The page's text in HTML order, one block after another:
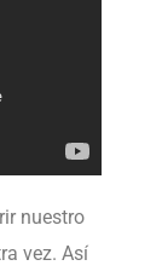
nuestro
vez. Así